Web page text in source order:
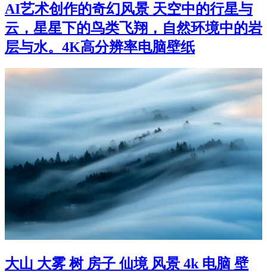
AI艺术创作的奇幻风景 天空中的行星与
云，星星下的鸟类飞翔，自然环境中的岩
层与水。4K高分辨率电脑壁纸
大山 大雾 树 房子 仙境 风景 4k 电脑 壁